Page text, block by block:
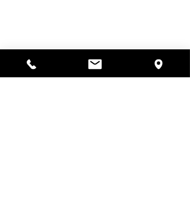
01440
978-364-0920